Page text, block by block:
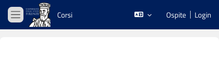
Vai al contenuto principale
Pannello laterale
Corsi Ospite Login